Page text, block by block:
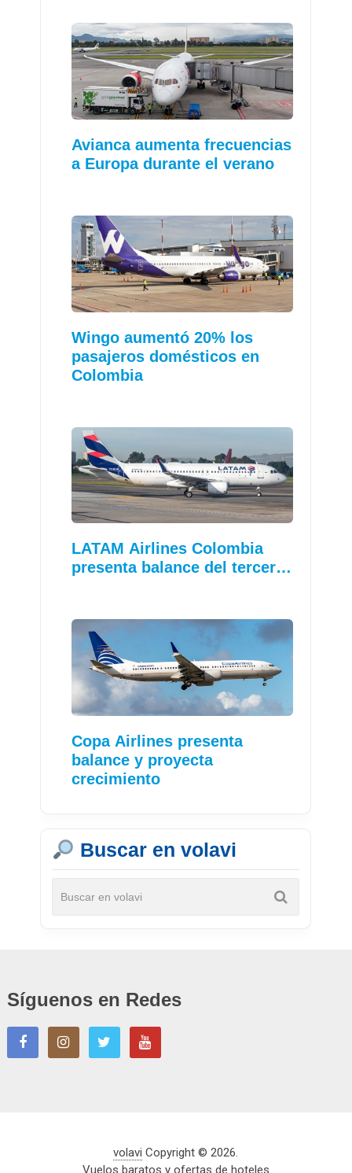
Avianca aumenta frecuencias
a Europa durante el verano
Wingo aumentó 20% los
pasajeros domésticos en
Colombia
LATAM Airlines Colombia
presenta balance del tercer…
Copa Airlines presenta
balance y proyecta
crecimiento
Buscar en volavi
Síguenos en Redes
volavi Copyright © 2026.
Vuelos baratos y ofertas de hoteles